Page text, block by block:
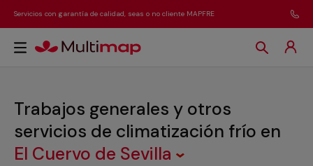
Servicios con garantía de calidad, seas o no cliente MAPFRE
Trabajos generales y otros
servicios de climatización frío en
El Cuervo de Sevilla